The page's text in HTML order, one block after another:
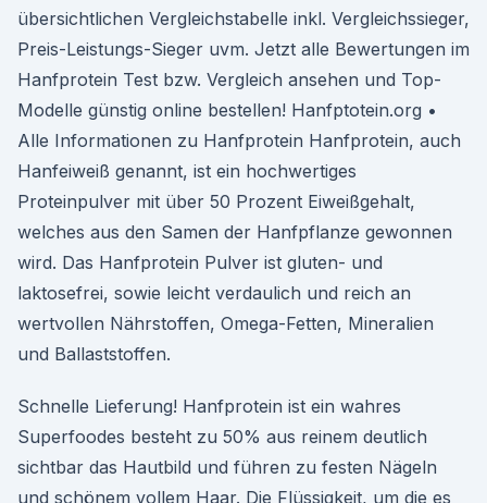
übersichtlichen Vergleichstabelle inkl. Vergleichssieger,
Preis-Leistungs-Sieger uvm. Jetzt alle Bewertungen im
Hanfprotein Test bzw. Vergleich ansehen und Top-
Modelle günstig online bestellen! Hanfptotein.org •
Alle Informationen zu Hanfprotein Hanfprotein, auch
Hanfeiweiß genannt, ist ein hochwertiges
Proteinpulver mit über 50 Prozent Eiweißgehalt,
welches aus den Samen der Hanfpflanze gewonnen
wird. Das Hanfprotein Pulver ist gluten- und
laktosefrei, sowie leicht verdaulich und reich an
wertvollen Nährstoffen, Omega-Fetten, Mineralien
und Ballaststoffen.
Schnelle Lieferung! Hanfprotein ist ein wahres
Superfoodes besteht zu 50% aus reinem deutlich
sichtbar das Hautbild und führen zu festen Nägeln
und schönem vollem Haar. Die Flüssigkeit, um die es